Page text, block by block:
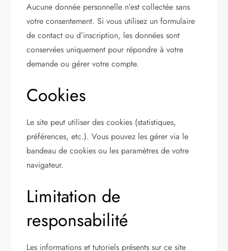
Aucune donnée personnelle n’est collectée sans
votre consentement. Si vous utilisez un formulaire
de contact ou d’inscription, les données sont
conservées uniquement pour répondre à votre
demande ou gérer votre compte.
Cookies
Le site peut utiliser des cookies (statistiques,
préférences, etc.). Vous pouvez les gérer via le
bandeau de cookies ou les paramètres de votre
navigateur.
Limitation de
responsabilité
Les informations et tutoriels présents sur ce site